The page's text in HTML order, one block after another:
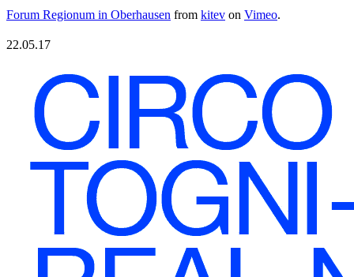
Forum Regionum in Oberhausen from kitev on Vimeo.
22.05.17